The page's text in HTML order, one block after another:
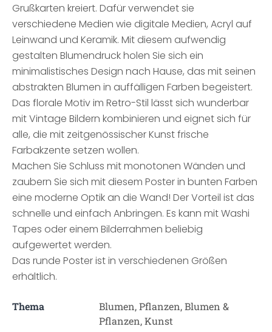
Grußkarten kreiert. Dafür verwendet sie
verschiedene Medien wie digitale Medien, Acryl auf
Leinwand und Keramik. Mit diesem aufwendig
gestalten Blumendruck holen Sie sich ein
minimalistisches Design nach Hause, das mit seinen
abstrakten Blumen in auffälligen Farben begeistert.
Das florale Motiv im Retro-Stil lässt sich wunderbar
mit Vintage Bildern kombinieren und eignet sich für
alle, die mit zeitgenössischer Kunst frische
Farbakzente setzen wollen.
Machen Sie Schluss mit monotonen Wänden und
zaubern Sie sich mit diesem Poster in bunten Farben
eine moderne Optik an die Wand! Der Vorteil ist das
schnelle und einfach Anbringen. Es kann mit Washi
Tapes oder einem Bilderrahmen beliebig
aufgewertet werden.
Das runde Poster ist in verschiedenen Größen
erhältlich.
Thema
Blumen, Pflanzen, Blumen &
Pflanzen, Kunst